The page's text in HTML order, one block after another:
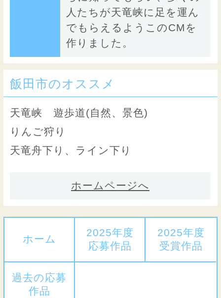
人たちが天竜峡に足を運ん
でもらえるようこのCMを
作りました。
飯田市のオススメ
天竜峡 遊歩道(自然、景色)
りんご狩り
天竜舟下り、ライン下り
ホームページへ
ホーム
2025年度
応募作品
2025年度
受賞作品
過去の応募
作品